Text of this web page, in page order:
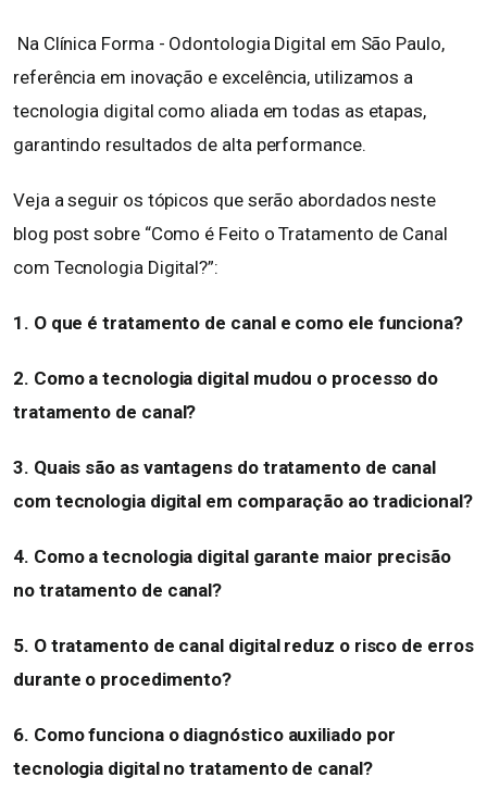
Na Clínica Forma - Odontologia Digital em São Paulo,
referência em inovação e excelência, utilizamos a
tecnologia digital como aliada em todas as etapas,
garantindo resultados de alta performance.
Veja a seguir os tópicos que serão abordados neste
blog post sobre “Como é Feito o Tratamento de Canal
com Tecnologia Digital?”:
1. O que é tratamento de canal e como ele funciona?
2. Como a tecnologia digital mudou o processo do
tratamento de canal?
3. Quais são as vantagens do tratamento de canal
com tecnologia digital em comparação ao tradicional?
4. Como a tecnologia digital garante maior precisão
no tratamento de canal?
5. O tratamento de canal digital reduz o risco de erros
durante o procedimento?
6. Como funciona o diagnóstico auxiliado por
tecnologia digital no tratamento de canal?